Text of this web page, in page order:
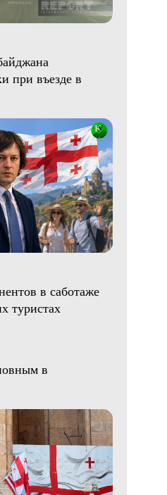
при въезде в
в саботаже
туристах
в